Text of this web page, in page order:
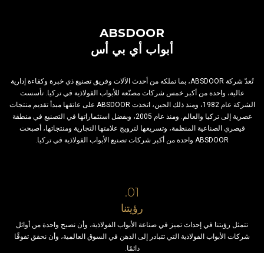
ABSDOOR
أبواب أي بي أس
تُعدّ شركة ABSDOOR، بما تملكه من أحدث الآلات وفريق تصنيع ذي خبرة وكفاءة إدارية
عالية، واحدة من أكبر خمس شركات مصنّعة للأبواب الفولاذية في تركيا. تأسست
الشركة عام 1982، ومنذ ذلك الحين، اتخذت ABSDOOR على عاتقها مبدأ تقديم منتجات
عصرية إلى تركيا والعالم. ومنذ عام 2005، وبفضل استثماراتها في التصنيع في منطقة
قيصري الصناعية المنظمة، وتسريعها لترويج علامتها التجارية ومنتجاتها، أصبحت
ABSDOOR واحدة من أكبر شركات تصنيع الأبواب الفولاذية في تركيا.
01.
رؤيتنا
تتمثل رؤيتنا في إحداث تميز في صناعة الأبواب الفولاذية، وأن نصبح واحدة من أوائل
شركات الأبواب الفولاذية التي تتبادر إلى الذهن في السوق العالمية، وأن نحقق تفوقًا
دائمًا.